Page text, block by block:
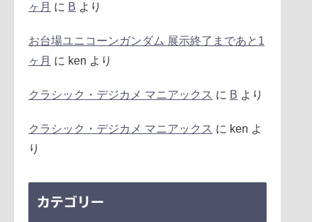
ヶ月 に B より
お台場ユニコーンガンダム 展示終了まであと1
ヶ月 に ken より
クラシック・デジカメ マニアックス に B より
クラシック・デジカメ マニアックス に ken よ
り
カテゴリー